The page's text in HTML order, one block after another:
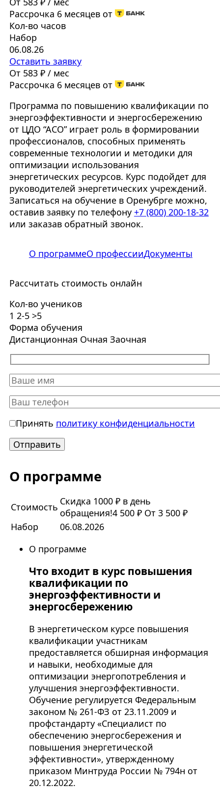
Рассрочка 6 месяцев от
Кол-во часов
Набор
06.08.26
Оставить заявку
От 583 ₽ / мес
Рассрочка 6 месяцев от
Программа по повышению квалификации по
энергоэффективности и энергосбережению
от ЦДО “АСО” играет роль в формировании
профессионалов, способных применять
современные технологии и методики для
оптимизации использования
энергетических ресурсов. Курс подойдет для
руководителей энергетических учреждений.
Записаться на обучение в Оренубрге можно,
оставив заявку по телефону +7 (800) 200-18-32
или заказав обратный звонок.
О программеО профессииДокументы
Рассчитать стоимость онлайн
Кол-во учеников
1 2-5 >5
Форма обучения
Дистанционная Очная Заочная
Принять политику конфиденциальности
О программе
Стоимость Скидка 1000 ₽ в день
обращения!4 500 ₽ От 3 500 ₽
Набор
06.08.2026
О программе
Что входит в курс повышения
квалификации по
энергоэффективности и
энергосбережению
В энергетическом курсе повышения
квалификации участникам
предоставляется обширная информация
и навыки, необходимые для
оптимизации энергопотребления и
улучшения энергоэффективности.
Обучение регулируется Федеральным
законом № 261-ФЗ от 23.11.2009 и
профстандарту «Специалист по
обеспечению энергосбережения и
повышения энергетической
эффективности», утвержденному
приказом Минтруда России № 794н от
20.12.2022.